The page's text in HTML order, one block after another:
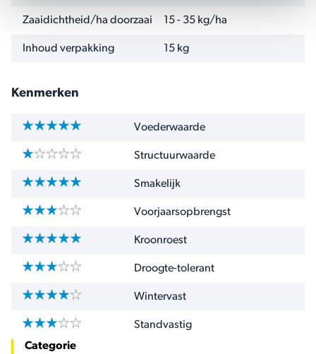
Zaaidichtheid/ha doorzaai 15 - 35 kg/ha
Inhoud verpakking 15 kg
Kenmerken
Voederwaarde
Structuurwaarde
Smakelijk
Voorjaarsopbrengst
Kroonroest
Droogte-tolerant
Wintervast
Standvastig
Categorie